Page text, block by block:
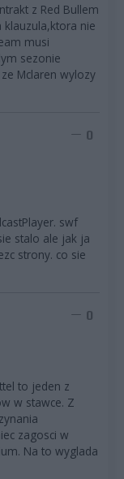
z Red Bullem
nie
musi
sezonie
Mclaren wylozy
0
swf
stalo ale jak ja
strony. co sie
0
to jeden z
w stawce. Z
zagosci w
Na to wyglada